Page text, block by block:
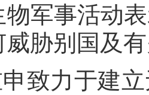
物军事活动
威胁别国及
致力于建